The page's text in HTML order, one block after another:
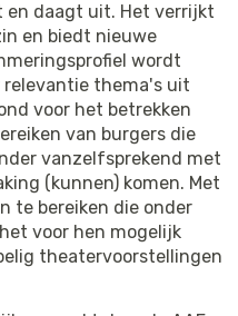
en daagt uit. Het verrijkt
en biedt nieuwe
wordt
relevantie thema's uit
voor het betrekken
van burgers die
vanzelfsprekend met
(kunnen) komen. Met
te bereiken die onder
voor hen mogelijk
theatervoorstellingen